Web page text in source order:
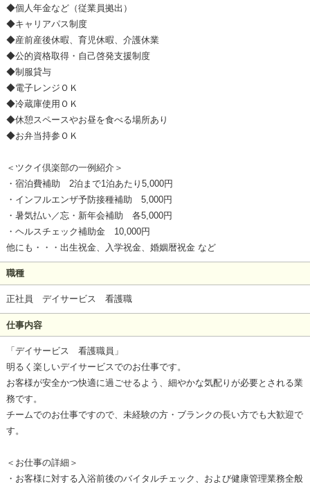
◆個人年金など（従業員拠出）
◆キャリアパス制度
◆産前産後休暇、育児休暇、介護休業
◆公的資格取得・自己啓発支援制度
◆制服貸与
◆電子レンジＯＫ
◆冷蔵庫使用ＯＫ
◆休憩スペースやお昼を食べる場所あり
◆お弁当持参ＯＫ
＜ツクイ倶楽部の一例紹介＞
・宿泊費補助 2泊まで1泊あたり5,000円
・インフルエンザ予防接種補助 5,000円
・暑気払い／忘・新年会補助 各5,000円
・ヘルスチェック補助金 10,000円
他にも・・・出生祝金、入学祝金、婚姻暦祝金 など
職種
正社員 デイサービス 看護職
仕事内容
「デイサービス 看護職員」
明るく楽しいデイサービスでのお仕事です。
お客様が安全かつ快適に過ごせるよう、細やかな気配りが必要とされる業
務です。
チームでのお仕事ですので、未経験の方・ブランクの長い方でも大歓迎で
す。
＜お仕事の詳細＞
・お客様に対する入浴前後のバイタルチェック、および健康管理業務全般